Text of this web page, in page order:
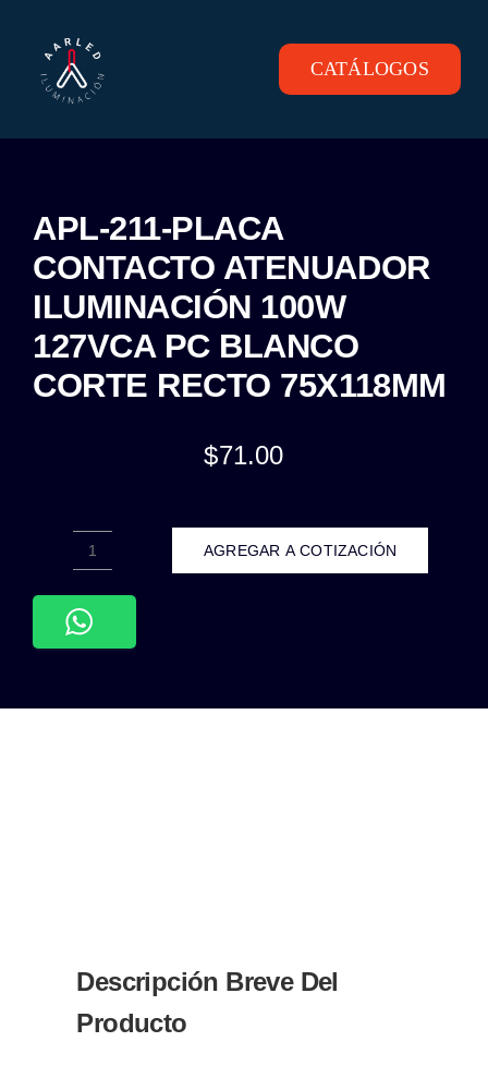
content
INICIO
CONTACTO
CATÁLOGOS
APL-211-PLACA
CONTACTO ATENUADOR
ILUMINACIÓN 100W
127VCA PC BLANCO
CORTE RECTO 75X118MM
$71.00
PLACA
CONTACTO
AGREGAR A COTIZACIÓN
Descripción Breve Del
Producto